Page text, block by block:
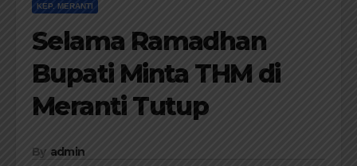
KEP. MERANTI
Selama Ramadhan
Bupati Minta THM di
Meranti Tutup
By admin